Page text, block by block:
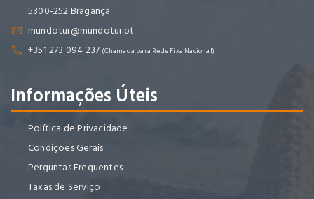
5300-252 Bragança
mundotur@mundotur.pt
+351 273 094 237 (Chamada para Rede Fixa Nacional)
Informações Úteis
Política de Privacidade
Condições Gerais
Perguntas Frequentes
Taxas de Serviço